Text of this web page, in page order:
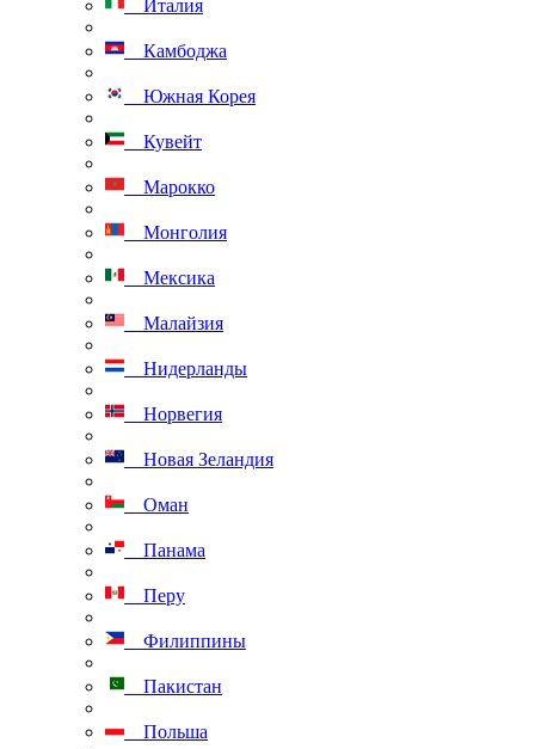
Италия
Камбоджа
Южная Корея
Кувейт
Марокко
Монголия
Мексика
Малайзия
Нидерланды
Норвегия
Новая Зеландия
Оман
Панама
Перу
Филиппины
Пакистан
Польша